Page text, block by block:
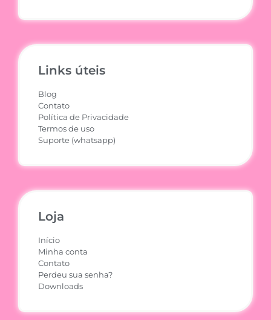
Links úteis
Blog
Contato
Política de Privacidade
Termos de uso
Suporte (whatsapp)
Loja
Início
Minha conta
Contato
Perdeu sua senha?
Downloads